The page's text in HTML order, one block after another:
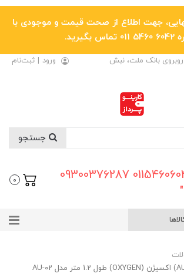
جهت اطلاع از صحت قیمت و موجودی با
بگیرید.
روبروی بانک ملت، نبش
ورود | ثبت‌نام
09111961461 - 01154606042 09300376287
0